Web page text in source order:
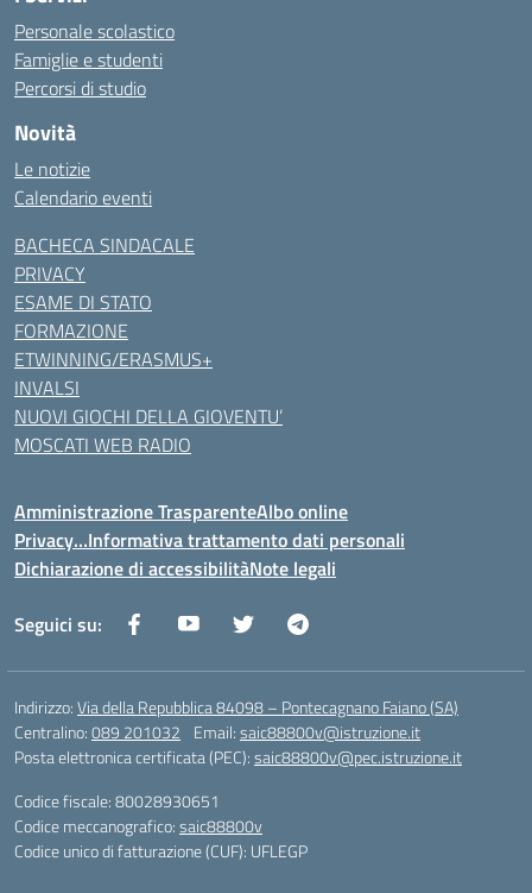
Personale scolastico
Famiglie e studenti
Percorsi di studio
Novità
Le notizie
Calendario eventi
BACHECA SINDACALE
PRIVACY
ESAME DI STATO
FORMAZIONE
ETWINNING/ERASMUS+
INVALSI
NUOVI GIOCHI DELLA GIOVENTU’
MOSCATI WEB RADIO
Amministrazione TrasparenteAlbo online
Privacy…Informativa trattamento dati personali
Dichiarazione di accessibilitàNote legali
Seguici su:
Indirizzo:Via della Repubblica 84098 – Pontecagnano Faiano (SA)
Centralino:089 201032 Email:saic88800v@istruzione.it
Posta elettronica certificata (PEC):saic88800v@pec.istruzione.it
Codice fiscale: 80028930651
Codice meccanografico:saic88800v
Codice unico di fatturazione (CUF): UFLEGP